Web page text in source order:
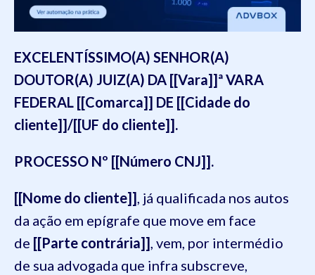
EXCELENTÍSSIMO(A) SENHOR(A)
DOUTOR(A) JUIZ(A) DA [[Vara]]ª VARA
FEDERAL [[Comarca]] DE [[Cidade do
cliente]]/[[UF do cliente]].
PROCESSO Nº [[Número CNJ]].
[[Nome do cliente]], já qualificada nos autos
da ação em epígrafe que move em face
de [[Parte contrária]], vem, por intermédio
de sua advogada que infra subscreve,